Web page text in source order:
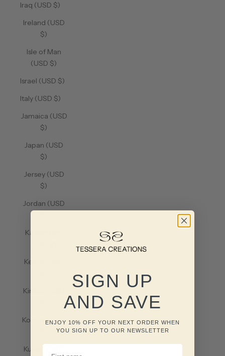
Iraq (USD $)
Ireland (USD
$)
Isle of Man
(USD $)
Israel (USD $)
Italy (USD $)
Jamaica (USD
$)
Japan (USD
$)
Jersey (USD
$)
Jordan (USD
Kazakhstan
Kenya (USD
Kiribati (USD
Kosovo (USD
Kuwait (USD
SIGN UP
AND SAVE
ENJOY 10% OFF YOUR NEXT ORDER WHEN
YOU SIGN UP TO OUR NEWSLETTER
FIRST NAME